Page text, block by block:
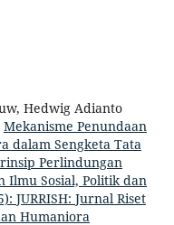
Hedwig Adianto
Mekanisme Penundaan
dalam Sengketa Tata
Perlindungan
Ilmu Sosial, Politik dan
JURRISH: Jurnal Riset
Humaniora